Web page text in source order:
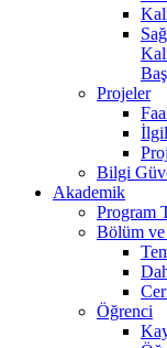
Projeler
Bilgi
Akademik
Program
Bölüm
Öğrenci